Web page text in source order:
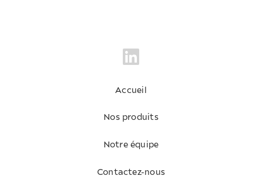
Accueil
Nos produits
Notre équipe
Contactez-nous